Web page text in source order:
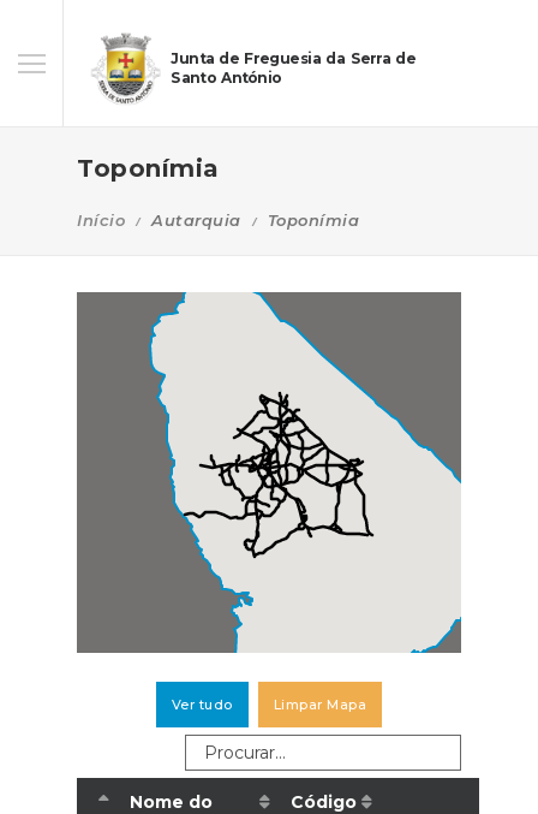
Junta de Freguesia da Serra de
Santo António
Toponímia
Início Autarquia Toponímia
Ver tudo Limpar Mapa
Nome do
Código